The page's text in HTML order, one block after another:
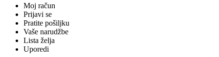
Moj račun
Prijavi se
Pratite pošiljku
Vaše narudžbe
Lista želja
Uporedi